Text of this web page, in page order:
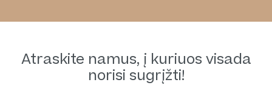
Atraskite namus, į kuriuos visada
norisi sugrįžti!